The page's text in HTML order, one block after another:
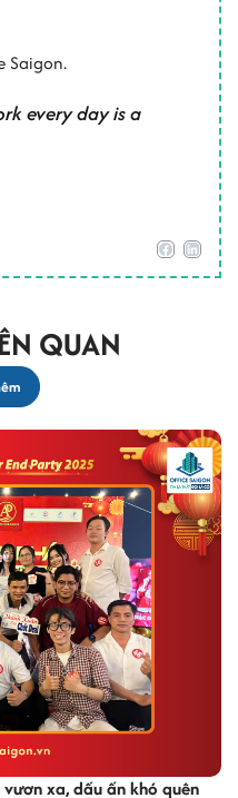
Saigon.
every day is a
QUAN
vươn xa, dấu ấn khó quên